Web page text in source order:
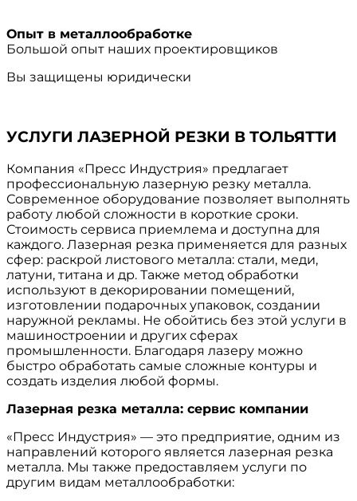
Опыт в металлообработке
Большой опыт наших проектировщиков
Вы защищены юридически
УСЛУГИ ЛАЗЕРНОЙ РЕЗКИ В ТОЛЬЯТТИ
Компания «Пресс Индустрия» предлагает
профессиональную лазерную резку металла.
Современное оборудование позволяет выполнять
работу любой сложности в короткие сроки.
Стоимость сервиса приемлема и доступна для
каждого. Лазерная резка применяется для разных
сфер: раскрой листового металла: стали, меди,
латуни, титана и др. Также метод обработки
используют в декорировании помещений,
изготовлении подарочных упаковок, создании
наружной рекламы. Не обойтись без этой услуги в
машиностроении и других сферах
промышленности. Благодаря лазеру можно
быстро обработать самые сложные контуры и
создать изделия любой формы.
Лазерная резка металла: сервис компании
«Пресс Индустрия» — это предприятие, одним из
направлений которого является лазерная резка
металла. Мы также предоставляем услуги по
другим видам металлообработки: